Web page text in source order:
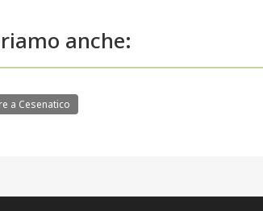
anche:
a Cesenatico